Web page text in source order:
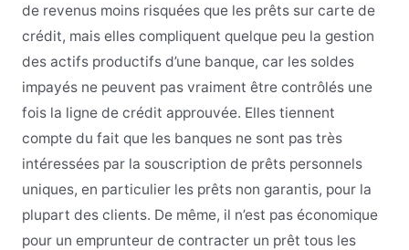
de revenus moins risquées que les prêts sur carte de
crédit, mais elles compliquent quelque peu la gestion
des actifs productifs d’une banque, car les soldes
impayés ne peuvent pas vraiment être contrôlés une
fois la ligne de crédit approuvée. Elles tiennent
compte du fait que les banques ne sont pas très
intéressées par la souscription de prêts personnels
uniques, en particulier les prêts non garantis, pour la
plupart des clients. De même, il n’est pas économique
pour un emprunteur de contracter un prêt tous les